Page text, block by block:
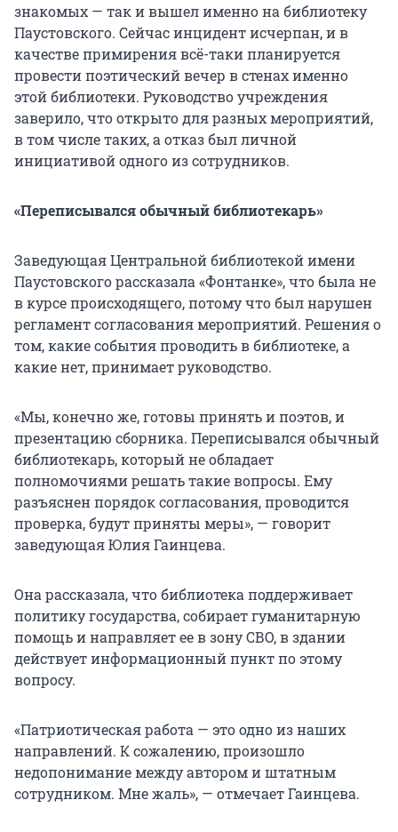
знакомых — так и вышел именно на библиотеку
Паустовского. Сейчас инцидент исчерпан, и в
качестве примирения всё-таки планируется
провести поэтический вечер в стенах именно
этой библиотеки. Руководство учреждения
заверило, что открыто для разных мероприятий,
в том числе таких, а отказ был личной
инициативой одного из сотрудников.
«Переписывался обычный библиотекарь»
Заведующая Центральной библиотекой имени
Паустовского рассказала «Фонтанке», что была не
в курсе происходящего, потому что был нарушен
регламент согласования мероприятий. Решения о
том, какие события проводить в библиотеке, а
какие нет, принимает руководство.
«Мы, конечно же, готовы принять и поэтов, и
презентацию сборника. Переписывался обычный
библиотекарь, который не обладает
полномочиями решать такие вопросы. Ему
разъяснен порядок согласования, проводится
проверка, будут приняты меры», — говорит
заведующая Юлия Гаинцева.
Она рассказала, что библиотека поддерживает
политику государства, собирает гуманитарную
помощь и направляет ее в зону СВО, в здании
действует информационный пункт по этому
вопросу.
«Патриотическая работа — это одно из наших
направлений. К сожалению, произошло
недопонимание между автором и штатным
сотрудником. Мне жаль», — отмечает Гаинцева.